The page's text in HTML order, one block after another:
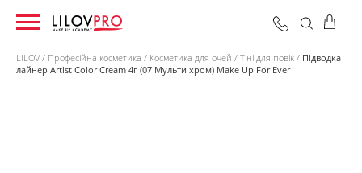
LILOV Професійна косметика Косметика для очей Тіні для повік
Підводка
лайнер Artist Color Cream 4г (07 Мульти хром) Make Up For Ever